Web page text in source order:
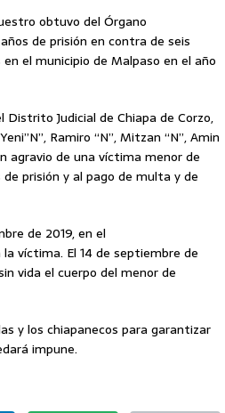
obtuvo del Órgano
de prisión en contra de seis
el municipio de Malpaso en el año
Judicial de Chiapa de Corzo,
Ramiro “N”, Mitzan “N”, Amin
agravio de una víctima menor de
prisión y al pago de multa y de
de 2019, en el
víctima. El 14 de septiembre de
vida el cuerpo del menor de
y los chiapanecos para garantizar
impune.